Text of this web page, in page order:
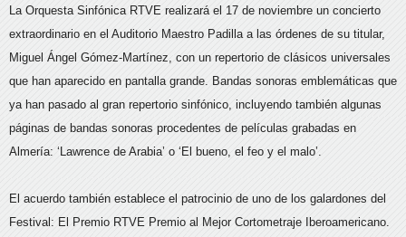
La Orquesta Sinfónica RTVE realizará el 17 de noviembre un concierto
extraordinario en el Auditorio Maestro Padilla a las órdenes de su titular,
Miguel Ángel Gómez-Martínez, con un repertorio de clásicos universales
que han aparecido en pantalla grande. Bandas sonoras emblemáticas que
ya han pasado al gran repertorio sinfónico, incluyendo también algunas
páginas de bandas sonoras procedentes de películas grabadas en
Almería: ‘Lawrence de Arabia’ o ‘El bueno, el feo y el malo’.
El acuerdo también establece el patrocinio de uno de los galardones del
Festival: El Premio RTVE Premio al Mejor Cortometraje Iberoamericano.